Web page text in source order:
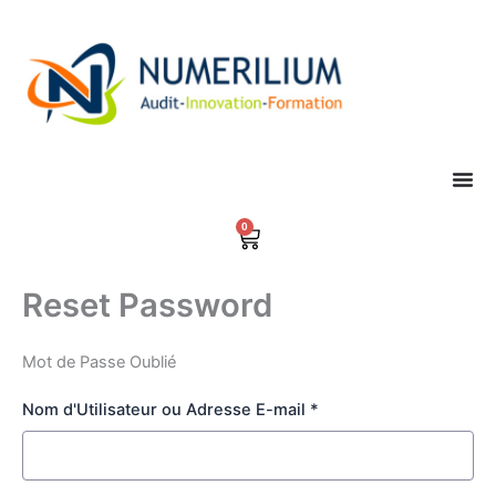
contenu
0
Panier
Reset Password
Mot de Passe Oublié
Nom d'Utilisateur ou Adresse E-mail *